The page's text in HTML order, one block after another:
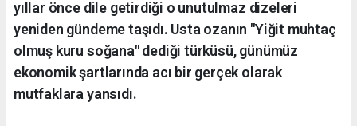
yıllar önce dile getirdiği o unutulmaz dizeleri
yeniden gündeme taşıdı. Usta ozanın "Yiğit muhtaç
olmuş kuru soğana" dediği türküsü, günümüz
ekonomik şartlarında acı bir gerçek olarak
mutfaklara yansıdı.